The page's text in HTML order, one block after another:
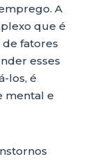
A
que é
fatores
esses
los, é
mental e